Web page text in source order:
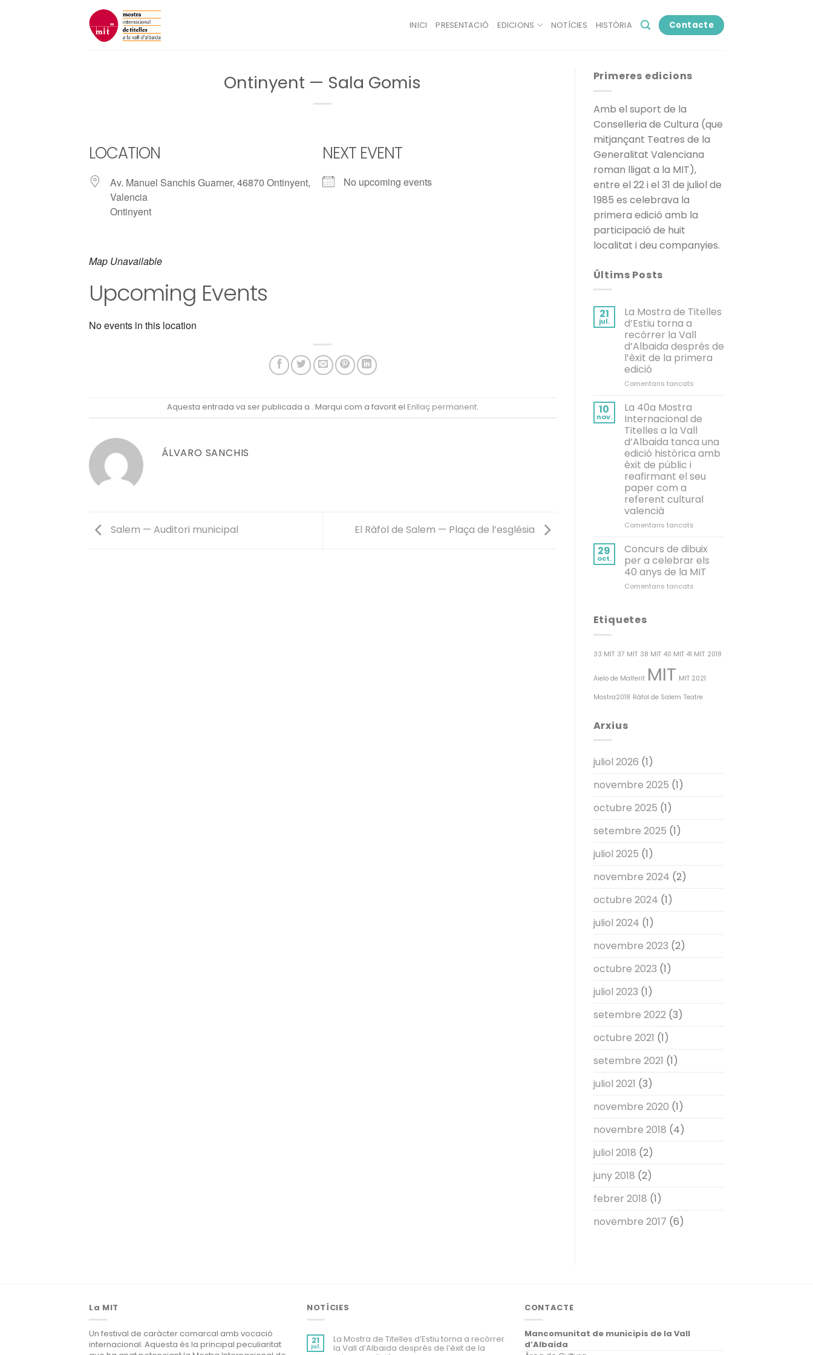
INICI PRESENTACIÓ EDICIONS NOTÍCIES HISTÒRIA Contacte
Ontinyent — Sala Gomis
LOCATION
Av. Manuel Sanchis Guarner, 46870 Ontinyent,
Valencia
Ontinyent
NEXT EVENT
No upcoming events
Map Unavailable
Upcoming Events
No events in this location
Aquesta entrada va ser publicada a . Marqui com a favorit el Enllaç permanent.
ÁLVARO SANCHIS
Salem — Auditori municipal El Ràfol de Salem — Plaça de l’església
Primeres edicions
Amb el suport de la
Conselleria de Cultura (que
mitjançant Teatres de la
Generalitat Valenciana
roman lligat a la MIT),
entre el 22 i el 31 de juliol de
1985 es celebrava la
primera edició amb la
participació de huit
localitat i deu companyies.
Últims Posts
21
jul.
La Mostra de Titelles
d’Estiu torna a
recórrer la Vall
d’Albaida després de
l’èxit de la primera
edició
Comentaris tancatsa
de
Titelles
d’Estiu
torna
a
la
d’Albaida
l’èxit
la
primera
edició
10
nov.
La 40a Mostra
Internacional de
Titelles a la Vall
d’Albaida tanca una
edició històrica amb
èxit de públic i
reafirmant el seu
paper com a
referent cultural
valencià
Comentaris tancatsa
40a
Mostra
Internacional
de
Titelles
edició
amb
de
29
oct.
Concurs de dibuix
per a celebrar els
40 anys de la MIT
Comentaris tancatsa
els
anys
la
Etiquetes
33 MIT 37 MIT 38 MIT 40 MIT 41 MIT 2018
Aielo de Malferit MIT MIT 2021
Mostra2018 Ràfol de Salem Teatre
Arxius
juliol 2026 (1)
novembre 2025 (1)
octubre 2025 (1)
setembre 2025 (1)
juliol 2025 (1)
novembre 2024 (2)
octubre 2024 (1)
juliol 2024 (1)
novembre 2023 (2)
octubre 2023 (1)
juliol 2023 (1)
setembre 2022(3)
octubre 2021 (1)
setembre 2021 (1)
juliol 2021 (3)
novembre 2020 (1)
novembre 2018 (4)
juliol 2018 (2)
juny 2018 (2)
febrer 2018 (1)
novembre 2017 (6)
La MIT
Un festival de caràcter comarcal amb vocació
internacional. Aquesta és la principal peculiaritat
NOTÍCIES
21
jul.
La Mostra de Titelles d’Estiu torna a recórrer
la Vall d’Albaida després de l’èxit de la
CONTACTE
Mancomunitat de municipis de la Vall
d’Albaida